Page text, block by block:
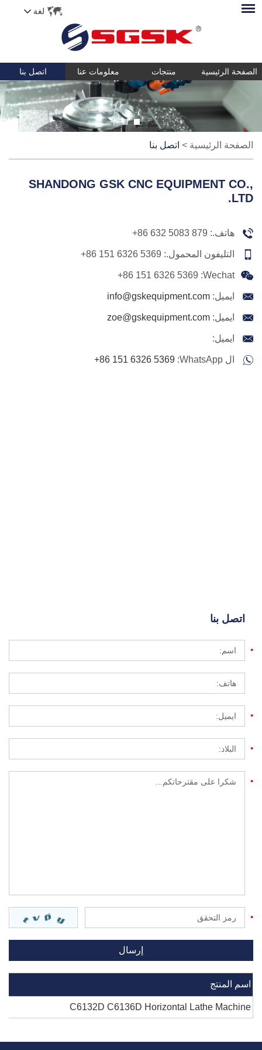
لغة
الصفحة الرئيسية منتجات معلومات عنا اتصل بنا
الصفحة الرئيسية > اتصل بنا
SHANDONG GSK CNC EQUIPMENT CO.,
LTD.
هاتف.: +86 632 5083 879
التليفون المحمول.: +86 151 6326 5369
Wechat:
+86 151 6326 5369
ايميل: info@gskequipment.com
ايميل: zoe@gskequipment.com
ايميل:
ال WhatsApp: +86 151 6326 5369
اتصل بنا
اسم المنتج
C6132D C6136D Horizontal Lathe Machine